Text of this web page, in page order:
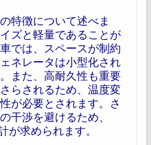
特徴について述べま
ズと軽量であることが
では、スペースが制約
ネレータは小型化され
また、高耐久性も重要
らされるため、温度変
が必要とされます。さ
干渉を避けるため、
が求められます。